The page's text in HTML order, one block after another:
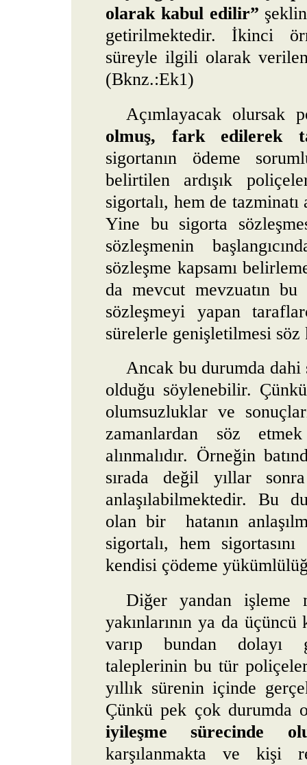
olarak kabul edilir”
getirilmektedir. İkinci
süreyle ilgili olarak verilen
(Bknz.:Ek1)
Açımlayacak olursak
olmuş, fark edilerek
sigortanın ödeme
belirtilen ardışık
sigortalı, hem de
Yine bu sigorta
sözleşmenin
sözleşme kapsamı
da mevcut mevzuatın
sözleşmeyi yapan
sürelerle genişletilmesi
Ancak bu durumda dahi
olduğu söylenebilir.
olumsuzluklar ve
zamanlardan söz
alınmalıdır. Örneğin
sırada değil yıllar
anlaşılabilmektedir. Bu
olan bir
hatanın
sigortalı, hem
kendisi çödeme
Diğer yandan işleme
yakınlarının ya da
varıp bundan dolayı
taleplerinin bu tür
yıllık sürenin içinde
Çünkü pek çok durumda
iyileşme sürecinde
karşılanmakta ve kişi